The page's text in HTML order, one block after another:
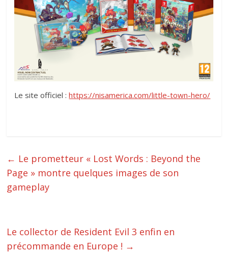
Le site officiel :https://nisamerica.com/little-town-hero/
← Le prometteur « Lost Words : Beyond the
Page » montre quelques images de son
gameplay
Le collector de Resident Evil 3 enfin en
précommande en Europe ! →